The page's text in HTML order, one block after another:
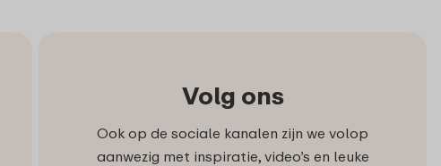
Volg ons
Ook op de sociale kanalen zijn we volop
aanwezig met inspiratie, video’s en leuke